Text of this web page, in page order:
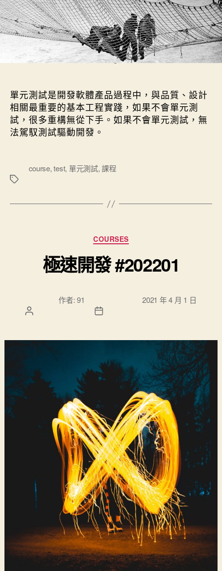
Golden Gate Bridge Construction
單元測試是開發軟體產品過程中，與品質、設計
相關最重要的基本工程實踐，如果不會單元測
試，很多重構無從下手。如果不會單元測試，無
法駕馭測試驅動開發。
course,test, 單元測試,課程
COURSES
極速開發 #202201
作者:91 2021 年 4 月 1 日